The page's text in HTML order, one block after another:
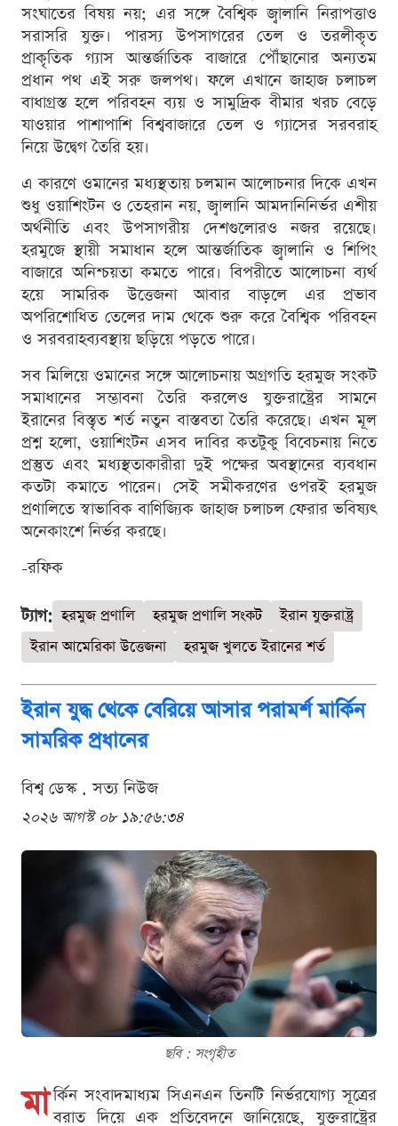
সংঘাতের বিষয় নয়; এর সঙ্গে বৈশ্বিক জ্বালানি নিরাপত্তাও
সরাসরি যুক্ত। পারস্য উপসাগরের তেল ও তরলীকৃত
প্রাকৃতিক গ্যাস আন্তর্জাতিক বাজারে পৌঁছানোর অন্যতম
প্রধান পথ এই সরু জলপথ। ফলে এখানে জাহাজ চলাচল
বাধাগ্রস্ত হলে পরিবহন ব্যয় ও সামুদ্রিক বীমার খরচ বেড়ে
যাওয়ার পাশাপাশি বিশ্ববাজারে তেল ও গ্যাসের সরবরাহ
নিয়ে উদ্বেগ তৈরি হয়।
এ কারণে ওমানের মধ্যস্থতায় চলমান আলোচনার দিকে এখন
শুধু ওয়াশিংটন ও তেহরান নয়, জ্বালানি আমদানিনির্ভর এশীয়
অর্থনীতি এবং উপসাগরীয় দেশগুলোরও নজর রয়েছে।
হরমুজে স্থায়ী সমাধান হলে আন্তর্জাতিক জ্বালানি ও শিপিং
বাজারে অনিশ্চয়তা কমতে পারে। বিপরীতে আলোচনা ব্যর্থ
হয়ে সামরিক উত্তেজনা আবার বাড়লে এর প্রভাব
অপরিশোধিত তেলের দাম থেকে শুরু করে বৈশ্বিক পরিবহন
ও সরবরাহব্যবস্থায় ছড়িয়ে পড়তে পারে।
সব মিলিয়ে ওমানের সঙ্গে আলোচনায় অগ্রগতি হরমুজ সংকট
সমাধানের সম্ভাবনা তৈরি করলেও যুক্তরাষ্ট্রের সামনে
ইরানের বিস্তৃত শর্ত নতুন বাস্তবতা তৈরি করেছে। এখন মূল
প্রশ্ন হলো, ওয়াশিংটন এসব দাবির কতটুকু বিবেচনায় নিতে
প্রস্তুত এবং মধ্যস্থতাকারীরা দুই পক্ষের অবস্থানের ব্যবধান
কতটা কমাতে পারেন। সেই সমীকরণের ওপরই হরমুজ
প্রণালিতে স্বাভাবিক বাণিজ্যিক জাহাজ চলাচল ফেরার ভবিষ্যৎ
অনেকাংশে নির্ভর করছে।
-রফিক
ট্যাগ: হরমুজ প্রণালি হরমুজ প্রণালি সংকট
ইরান যুক্তরাষ্ট্র
ইরান আমেরিকা উত্তেজনা
হরমুজ খুলতে ইরানের শর্ত
ইরান যুদ্ধ থেকে বেরিয়ে আসার পরামর্শ মার্কিন
সামরিক প্রধানের
বিশ্ব ডেস্ক . সত্য নিউজ
২০২৬ আগস্ট ০৮ ১৯:৫৬:৩৪
ছবি : সংগৃহীত
মা র্কিন সংবাদমাধ্যম সিএনএন তিনটি নির্ভরযোগ্য সূত্রের
বরাত দিয়ে এক প্রতিবেদনে জানিয়েছে, যুক্তরাষ্ট্রের